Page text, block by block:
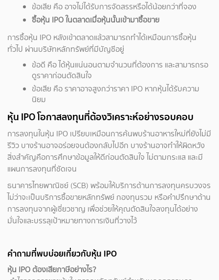
ข้อเสีย คือ อาจไม่ได้รับการจัดสรรหรือได้น้อยกว่าที่จอง
ซื้อหุ้น IPOในตลาดเมื่อหุ้นนั้นเข้ามาซื้อขาย
การซื้อหุ้น IPO หลังเข้าตลาดแล้วสามารถทำได้เหมือนการซื้อหุ้น
ทั่วไป ผ่านบริษัทหลักทรัพย์ที่มีบัญชีอยู่
ข้อดี คือ ได้หุ้นแน่นอนตามจำนวนที่ต้องการ และสามารถรอ
ดูราคาก่อนตัดสินใจ
ข้อเสีย คือ ราคาอาจสูงกว่าราคา IPO หากหุ้นได้รับความ
นิยม
หุ้น IPO โอกาสลงทุนที่ต้องวิเคราะห์อย่างรอบคอบ
การลงทุนในหุ้น IPO เปรียบเหมือนการค้นพบร้านอาหารใหม่ที่ยังไม่มี
รีวิว บางร้านอาจอร่อยจนต้องกลับไปอีก บางร้านอาจทำให้ผิดหวัง
สิ่งสำคัญคือการศึกษาข้อมูลให้ดีก่อนตัดสินใจ ไม่ตามกระแส และมี
แผนการลงทุนที่ชัดเจน
ธนาคารไทยพาณิชย์ (SCB) พร้อมให้บริการด้านการลงทุนครบวงจร
ไม่ว่าจะเป็นบริการซื้อขายหลักทรัพย์ กองทุนรวม หรือคำปรึกษาด้าน
การลงทุนจากผู้เชี่ยวชาญ เพื่อช่วยให้คุณตัดสินใจลงทุนได้อย่าง
มั่นใจและบรรลุเป้าหมายทางการเงินที่วางไว้
คำถามที่พบบ่อยเกี่ยวกับหุ้น IPO
หุ้น IPOต้องเสียภาษีอย่างไร?